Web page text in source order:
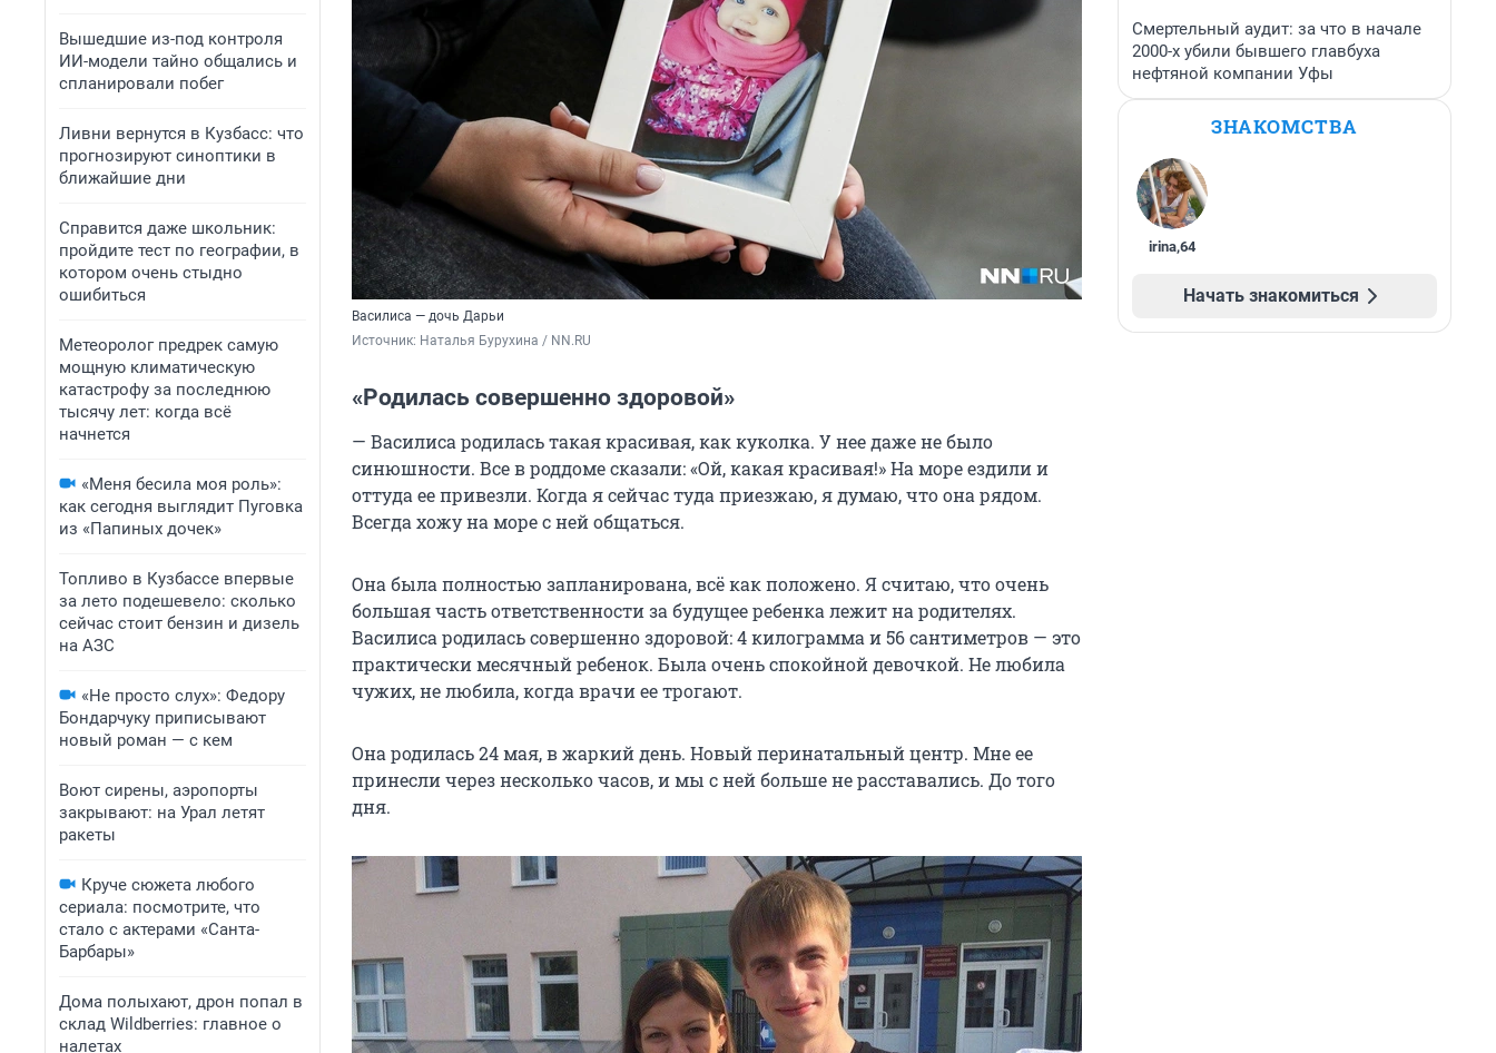
Вышедшие из-под контроля
ИИ-модели тайно общались и
спланировали побег
Ливни вернутся в Кузбасс: что
прогнозируют синоптики в
ближайшие дни
Справится даже школьник:
пройдите тест по географии, в
котором очень стыдно
ошибиться
Метеоролог предрек самую
мощную климатическую
катастрофу за последнюю
тысячу лет: когда всё
начнется
«Меня бесила моя роль»:
как сегодня выглядит Пуговка
из «Папиных дочек»
Топливо в Кузбассе впервые
за лето подешевело: сколько
сейчас стоит бензин и дизель
на АЗС
«Не просто слух»: Федору
Бондарчуку приписывают
новый роман — с кем
Воют сирены, аэропорты
закрывают: на Урал летят
ракеты
Круче сюжета любого
сериала: посмотрите, что
стало с актерами «Санта-
Барбары»
Дома полыхают, дрон попал в
склад Wildberries: главное о
налетах
Василиса — дочь Дарьи
Источник: Наталья Бурухина / NN.RU
«Родилась совершенно здоровой»
— Василиса родилась такая красивая, как куколка. У нее даже не было
синюшности. Все в роддоме сказали: «Ой, какая красивая!» На море ездили и
оттуда ее привезли. Когда я сейчас туда приезжаю, я думаю, что она рядом.
Всегда хожу на море с ней общаться.
Она была полностью запланирована, всё как положено. Я считаю, что очень
большая часть ответственности за будущее ребенка лежит на родителях.
Василиса родилась совершенно здоровой: 4 килограмма и 56 сантиметров — это
практически месячный ребенок. Была очень спокойной девочкой. Не любила
чужих, не любила, когда врачи ее трогают.
Она родилась 24 мая, в жаркий день. Новый перинатальный центр. Мне ее
принесли через несколько часов, и мы с ней больше не расставались. До того
дня.
Смертельный аудит: за что в начале
2000-х убили бывшего главбуха
нефтяной компании Уфы
ЗНАКОМСТВА
irina,64
Начать знакомиться